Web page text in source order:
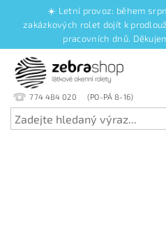
☀️ Letní provoz: během
zakázkových rolet dojít k
pracovních dnů.
774 484 020